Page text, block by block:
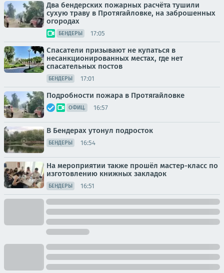
Два бендерских пожарных расчёта тушили
сухую траву в Протягайловке, на заброшенных
огородах
БЕНДЕРЫ 17:05
Спасатели призывают не купаться в
несанкционированных местах, где нет
спасательных постов
БЕНДЕРЫ 17:01
Подробности пожара в Протягайловке
ОФИЦ. 16:57
В Бендерах утонул подросток
БЕНДЕРЫ 16:54
На мероприятии также прошёл мастер-класс по
изготовлению книжных закладок
БЕНДЕРЫ 16:51